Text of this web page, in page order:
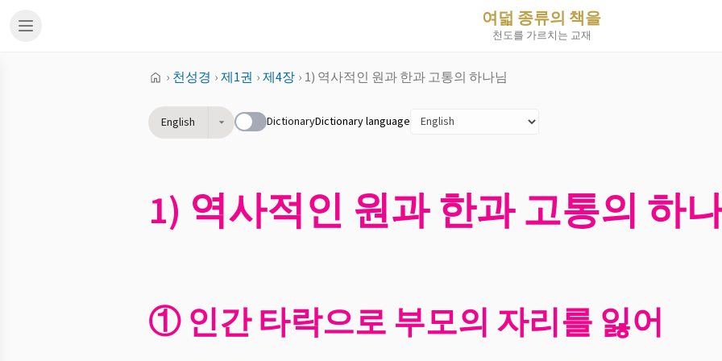
여덟 종류의 책을
천도를 가르치는 교재
› 천성경 ›제1권 ›제4장 › 1) 역사적인 원과 한과 고통의 하나님
English DictionaryDictionary language
1) 역사적인 원과 한과 고통의 하
① 인간 타락으로 부모의 자리를 잃어